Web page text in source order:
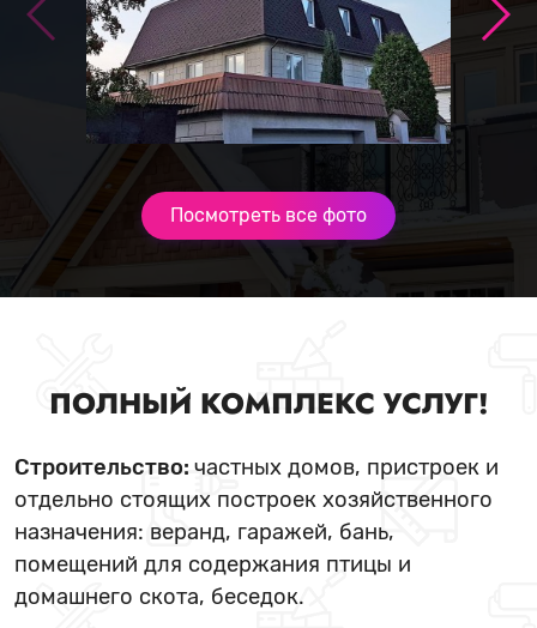
Посмотреть все фото
ПОЛНЫЙ КОМПЛЕКС УСЛУГ!
Строительство: частных домов, пристроек и
отдельно стоящих построек хозяйственного
назначения: веранд, гаражей, бань,
помещений для содержания птицы и
домашнего скота, беседок.